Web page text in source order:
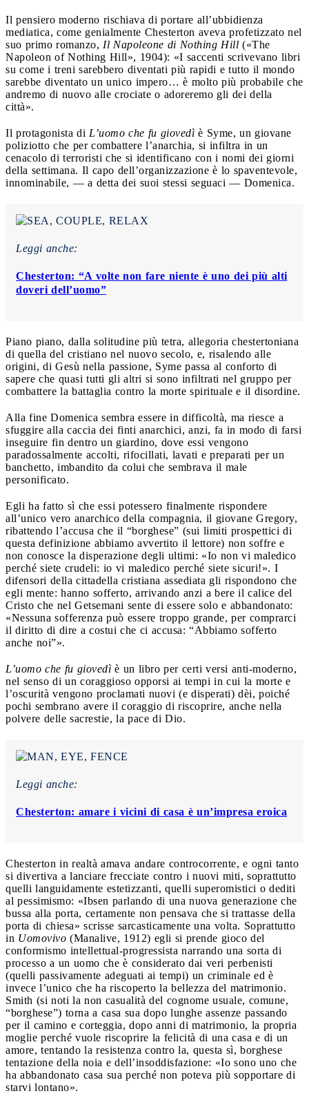
Il pensiero moderno rischiava di portare all’ubbidienza
mediatica, come genialmente Chesterton aveva profetizzato nel
suo primo romanzo, Il Napoleone di Nothing Hill («The
Napoleon of Nothing Hill», 1904): «I saccenti scrivevano libri
su come i treni sarebbero diventati più rapidi e tutto il mondo
sarebbe diventato un unico impero… è molto più probabile che
andremo di nuovo alle crociate o adoreremo gli dei della
città».
Il protagonista di L’uomo che fu giovedì è Syme, un giovane
poliziotto che per combattere l’anarchia, si infiltra in un
cenacolo di terroristi che si identificano con i nomi dei giorni
della settimana. Il capo dell’organizzazione è lo spaventevole,
innominabile, — a detta dei suoi stessi seguaci — Domenica.
Leggi anche:
Chesterton: “A volte non fare niente è uno dei più alti
doveri dell’uomo”
Piano piano, dalla solitudine più tetra, allegoria chestertoniana
di quella del cristiano nel nuovo secolo, e, risalendo alle
origini, di Gesù nella passione, Syme passa al conforto di
sapere che quasi tutti gli altri si sono infiltrati nel gruppo per
combattere la battaglia contro la morte spirituale e il disordine.
Alla fine Domenica sembra essere in difficoltà, ma riesce a
sfuggire alla caccia dei finti anarchici, anzi, fa in modo di farsi
inseguire fin dentro un giardino, dove essi vengono
paradossalmente accolti, rifocillati, lavati e preparati per un
banchetto, imbandito da colui che sembrava il male
personificato.
Egli ha fatto sì che essi potessero finalmente rispondere
all’unico vero anarchico della compagnia, il giovane Gregory,
ribattendo l’accusa che il “borghese” (sui limiti prospettici di
questa definizione abbiamo avvertito il lettore) non soffre e
non conosce la disperazione degli ultimi: «Io non vi maledico
perché siete crudeli: io vi maledico perché siete sicuri!». I
difensori della cittadella cristiana assediata gli rispondono che
egli mente: hanno sofferto, arrivando anzi a bere il calice del
Cristo che nel Getsemani sente di essere solo e abbandonato:
«Nessuna sofferenza può essere troppo grande, per comprarci
il diritto di dire a costui che ci accusa: “Abbiamo sofferto
anche noi”».
L’uomo che fu giovedì è un libro per certi versi anti-moderno,
nel senso di un coraggioso opporsi ai tempi in cui la morte e
l’oscurità vengono proclamati nuovi (e disperati) dèi, poiché
pochi sembrano avere il coraggio di riscoprire, anche nella
polvere delle sacrestie, la pace di Dio.
Leggi anche:
Chesterton: amare i vicini di casa è un’impresa eroica
Chesterton in realtà amava andare controcorrente, e ogni tanto
si divertiva a lanciare frecciate contro i nuovi miti, soprattutto
quelli languidamente estetizzanti, quelli superomistici o dediti
al pessimismo: «Ibsen parlando di una nuova generazione che
bussa alla porta, certamente non pensava che si trattasse della
porta di chiesa» scrisse sarcasticamente una volta. Soprattutto
in Uomovivo (Manalive, 1912) egli si prende gioco del
conformismo intellettual-progressista narrando una sorta di
processo a un uomo che è considerato dai veri perbenisti
(quelli passivamente adeguati ai tempi) un criminale ed è
invece l’unico che ha riscoperto la bellezza del matrimonio.
Smith (si noti la non casualità del cognome usuale, comune,
“borghese”) torna a casa sua dopo lunghe assenze passando
per il camino e corteggia, dopo anni di matrimonio, la propria
moglie perché vuole riscoprire la felicità di una casa e di un
amore, tentando la resistenza contro la, questa sì, borghese
tentazione della noia e dell’insoddisfazione: «Io sono uno che
ha abbandonato casa sua perché non poteva più sopportare di
starvi lontano».